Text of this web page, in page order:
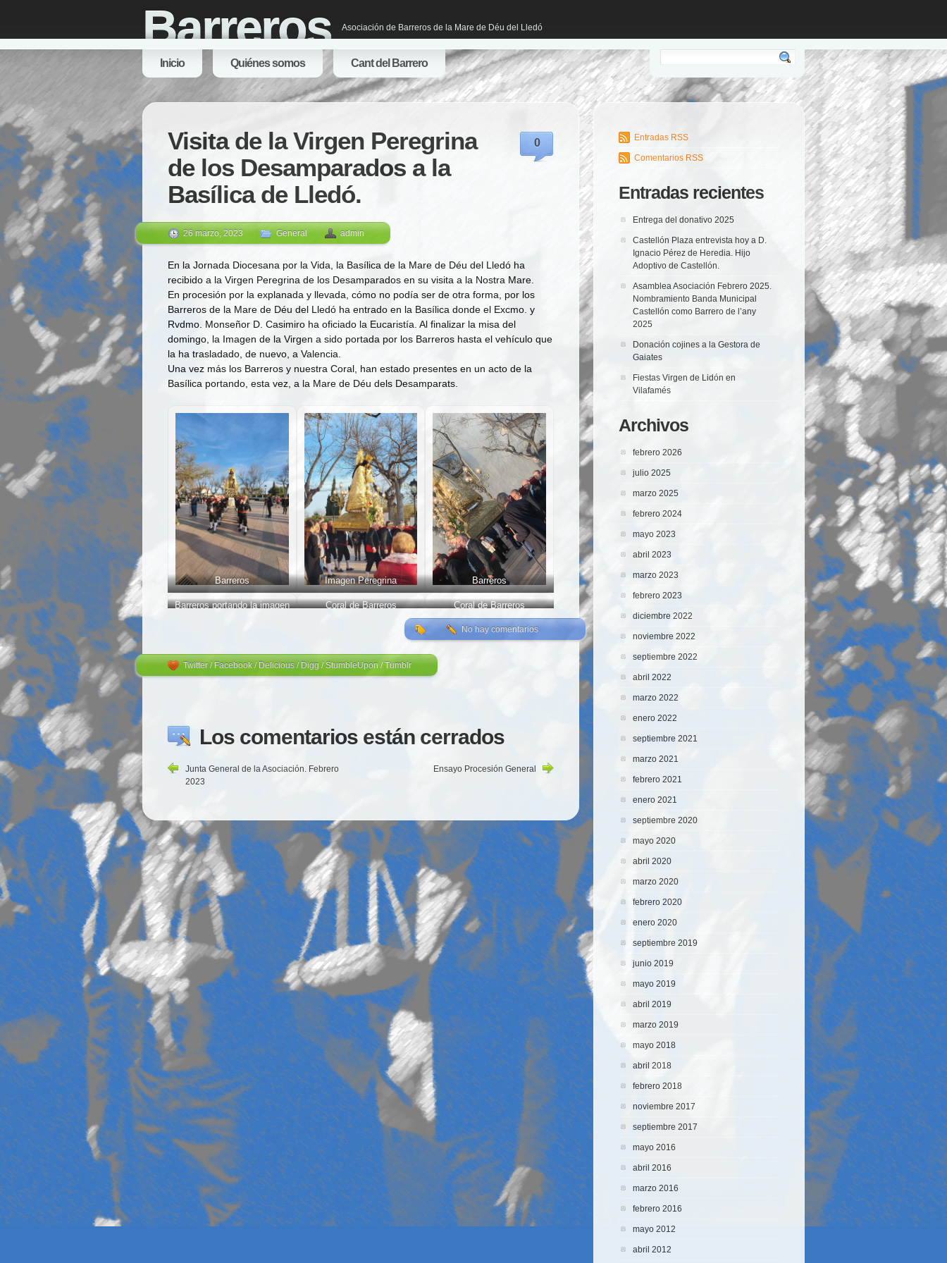
Barreros Asociación de Barreros de la Mare de Déu del Lledó
Inicio Quiénes somos Cant del Barrero
Visita de la Virgen Peregrina
de los Desamparados a la
Basílica de Lledó.
0
26 marzo, 2023 General admin
En la Jornada Diocesana por la Vida, la Basílica de la Mare de Déu del Lledó ha
recibido a la Virgen Peregrina de los Desamparados en su visita a la Nostra Mare.
En procesión por la explanada y llevada, cómo no podía ser de otra forma, por los
Barreros de la Mare de Déu del Lledó ha entrado en la Basílica donde el Excmo. y
Rvdmo. Monseñor D. Casimiro ha oficiado la Eucaristía. Al finalizar la misa del
domingo, la Imagen de la Virgen a sido portada por los Barreros hasta el vehículo que
la ha trasladado, de nuevo, a Valencia.
Una vez más los Barreros y nuestra Coral, han estado presentes en un acto de la
Basílica portando, esta vez, a la Mare de Déu dels Desamparats.
Barreros Imagen Peregrina Barreros
Barreros portando la imagen
Coral de Barreros Coral de Barreros
No hay comentarios
Twitter/ Facebook/Delicious/Digg/StumbleUpon /Tumblr
Los comentarios están cerrados
Junta General de la Asociación. Febrero
2023
Ensayo Procesión General
Entradas RSS
Comentarios RSS
Entradas recientes
Entrega del donativo 2025
Castellón Plaza entrevista hoy a D.
Ignacio Pérez de Heredia. Hijo
Adoptivo de Castellón.
Asamblea Asociación Febrero 2025.
Nombramiento Banda Municipal
Castellón como Barrero de l’any
2025
Donación cojines a la Gestora de
Gaiates
Fiestas Virgen de Lidón en
Vilafamés
Archivos
febrero 2026
julio 2025
marzo 2025
febrero 2024
mayo 2023
abril 2023
marzo 2023
febrero 2023
diciembre 2022
noviembre 2022
septiembre 2022
abril 2022
marzo 2022
enero 2022
septiembre 2021
marzo 2021
febrero 2021
enero 2021
septiembre 2020
mayo 2020
abril 2020
marzo 2020
febrero 2020
enero 2020
septiembre 2019
junio 2019
mayo 2019
abril 2019
marzo 2019
mayo 2018
abril 2018
febrero 2018
noviembre 2017
septiembre 2017
mayo 2016
abril 2016
marzo 2016
febrero 2016
mayo 2012
abril 2012